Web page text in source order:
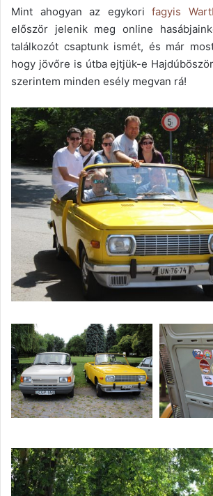
Mint ahogyan az egykorifagyis
először jelenik meg online
találkozót csaptunk ismét, és már
hogy jövőre is útba ejtjük-e
szerintem minden esély megvan rá!